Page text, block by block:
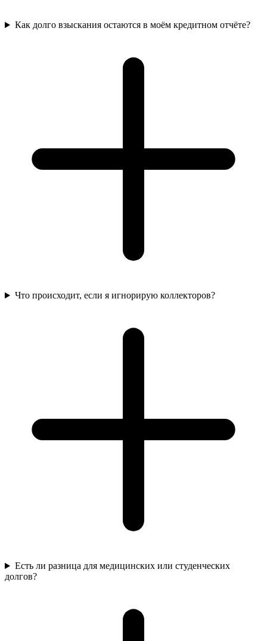
Как долго взыскания остаются в моём кредитном отчёте?
Что происходит, если я игнорирую коллекторов?
Есть ли разница для медицинских или студенческих
долгов?